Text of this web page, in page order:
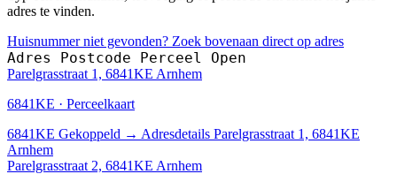
adres te vinden.
Huisnummer niet gevonden? Zoek bovenaan direct op adres
Adres Postcode Perceel Open
Parelgrasstraat 1, 6841KE Arnhem
6841KE · Perceelkaart
6841KE Gekoppeld → Adresdetails Parelgrasstraat 1, 6841KE
Arnhem
Parelgrasstraat 2, 6841KE Arnhem